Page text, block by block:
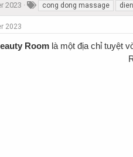
2023 cong dong massage
2023
Room là một địa chỉ tuyệt